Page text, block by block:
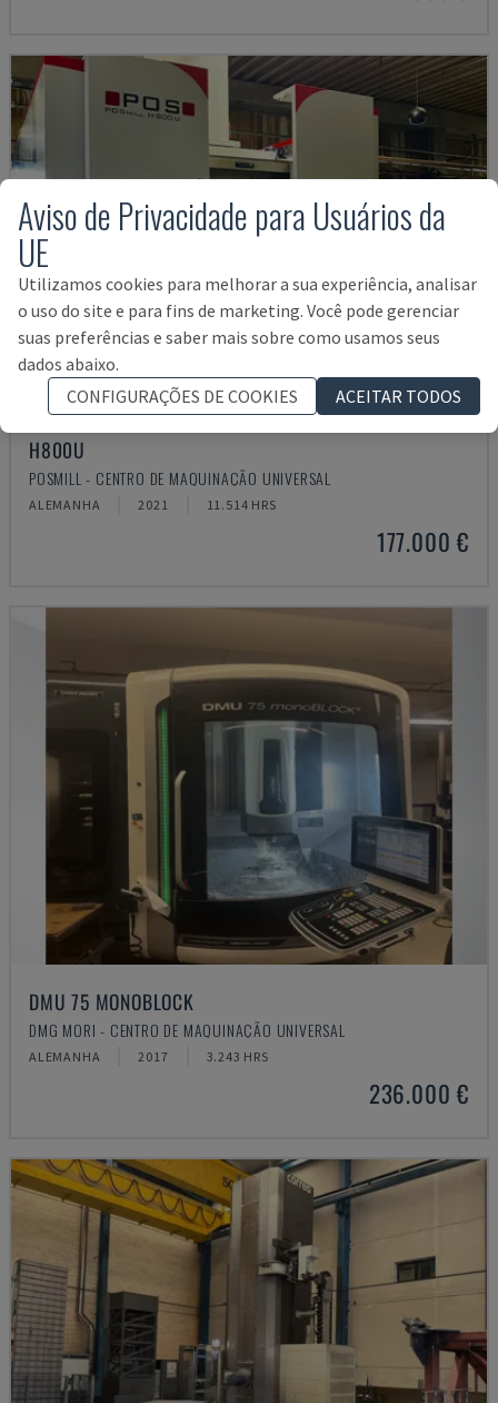
H800U
POSMILL - CENTRO DE MAQUINAÇÃO UNIVERSAL
ALEMANHA 2021 11.514 HRS
177.000 €
DMU 75 MONOBLOCK
DMG MORI - CENTRO DE MAQUINAÇÃO UNIVERSAL
ALEMANHA 2017 3.243 HRS
236.000 €
Aviso de Privacidade para Usuários da
UE
Utilizamos cookies para melhorar a sua experiência, analisar
o uso do site e para fins de marketing. Você pode gerenciar
suas preferências e saber mais sobre como usamos seus
dados abaixo.
CONFIGURAÇÕES DE COOKIES
ACEITAR TODOS